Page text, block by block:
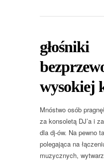
głośniki
wysokiej
Mnóstwo osób
za konsoletą DJ’a i
dla dj-ów. Na pewno
polegająca na
muzycznych,